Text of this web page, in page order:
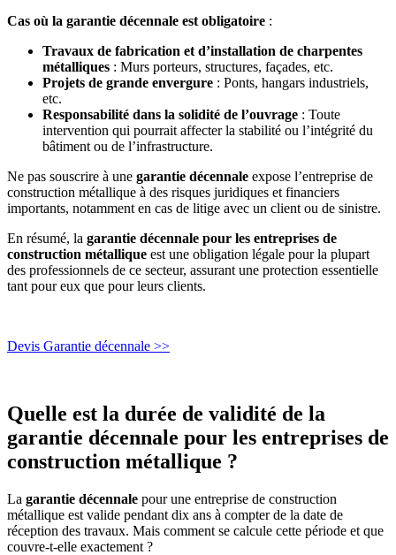
Cas où la garantie décennale est obligatoire :
Travaux de fabrication et d’installation de charpentes
métalliques : Murs porteurs, structures, façades, etc.
Projets de grande envergure : Ponts, hangars industriels,
etc.
Responsabilité dans la solidité de l’ouvrage : Toute
intervention qui pourrait affecter la stabilité ou l’intégrité du
bâtiment ou de l’infrastructure.
Ne pas souscrire à une garantie décennale expose l’entreprise de
construction métallique à des risques juridiques et financiers
importants, notamment en cas de litige avec un client ou de sinistre.
En résumé, la garantie décennale pour les entreprises de
construction métallique est une obligation légale pour la plupart
des professionnels de ce secteur, assurant une protection essentielle
tant pour eux que pour leurs clients.
Devis Garantie décennale >>
Quelle est la durée de validité de la
garantie décennale pour les entreprises de
construction métallique ?
La garantie décennale pour une entreprise de construction
métallique est valide pendant dix ans à compter de la date de
réception des travaux. Mais comment se calcule cette période et que
couvre-t-elle exactement ?